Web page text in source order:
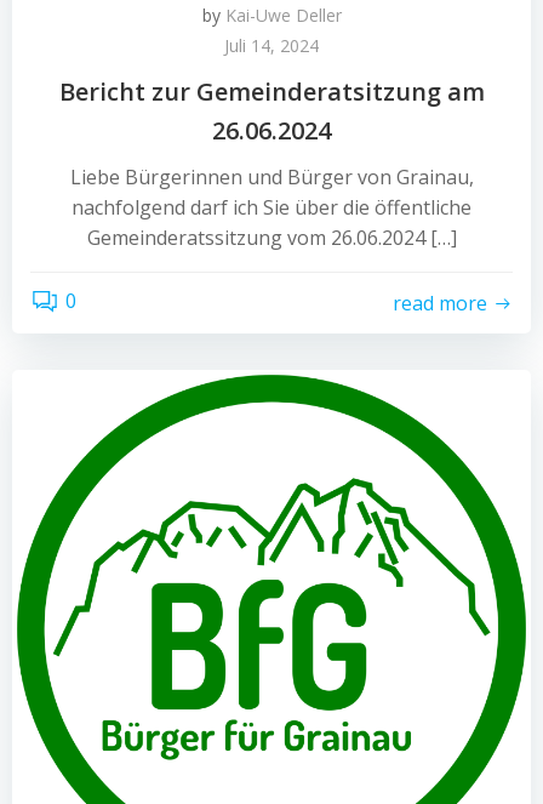
by Kai-Uwe Deller
Juli 14, 2024
Bericht zur Gemeinderatsitzung am
26.06.2024
Liebe Bürgerinnen und Bürger von Grainau,
nachfolgend darf ich Sie über die öffentliche
Gemeinderatssitzung vom 26.06.2024 […]
0 read more